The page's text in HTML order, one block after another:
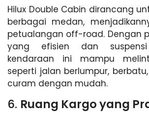
Hilux Double Cabin dirancang
berbagai medan,
petualangan off-road. Dengan
yang efisien dan
kendaraan ini mampu
seperti jalan berlumpur,
curam dengan mudah.
6. Ruang Kargo yang